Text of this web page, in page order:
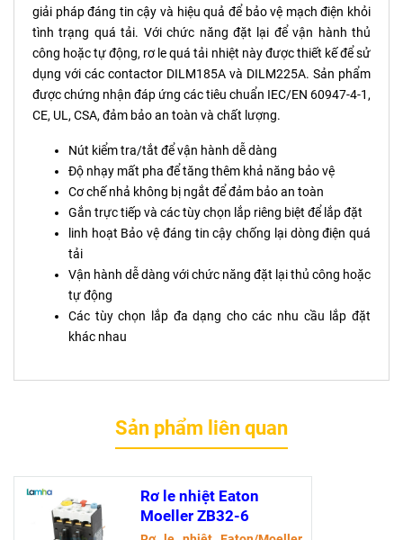
giải pháp đáng tin cậy và hiệu quả để bảo vệ mạch điện khỏi
tình trạng quá tải. Với chức năng đặt lại để vận hành thủ
công hoặc tự động, rơ le quá tải nhiệt này được thiết kế để sử
dụng với các contactor DILM185A và DILM225A. Sản phẩm
được chứng nhận đáp ứng các tiêu chuẩn IEC/EN 60947-4-1,
CE, UL, CSA, đảm bảo an toàn và chất lượng.
Nút kiểm tra/tắt để vận hành dễ dàng
Độ nhạy mất pha để tăng thêm khả năng bảo vệ
Cơ chế nhả không bị ngắt để đảm bảo an toàn
Gắn trực tiếp và các tùy chọn lắp riêng biệt để lắp đặt
linh hoạt Bảo vệ đáng tin cậy chống lại dòng điện quá
tải
Vận hành dễ dàng với chức năng đặt lại thủ công hoặc
tự động
Các tùy chọn lắp đa dạng cho các nhu cầu lắp đặt
khác nhau
Sản phẩm liên quan
Rơ le nhiệt Eaton
Moeller ZB32-6